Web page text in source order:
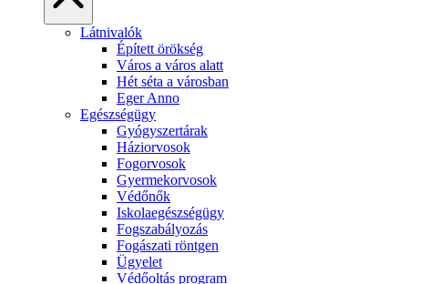
Látnivalók
Épített örökség
Város a város alatt
Hét séta a városban
Eger Anno
Egészségügy
Gyógyszertárak
Háziorvosok
Fogorvosok
Gyermekorvosok
Védőnők
Iskolaegészségügy
Fogszabályozás
Fogászati röntgen
Ügyelet
Védőoltás program